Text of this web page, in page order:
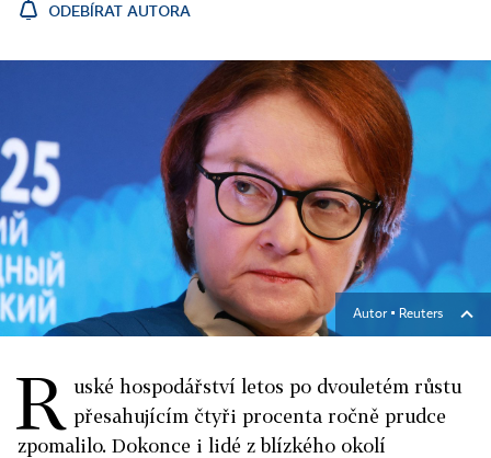
ODEBÍRAT AUTORA
Autor ▪ Reuters
R uské hospodářství letos po dvouletém růstu
přesahujícím čtyři procenta ročně prudce
zpomalilo. Dokonce i lidé z blízkého okolí